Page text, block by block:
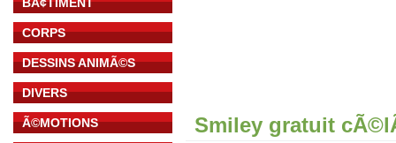
CORPS
DESSINS ANIMÃ©S
DIVERS
Ã©MOTIONS Smiley gratuit